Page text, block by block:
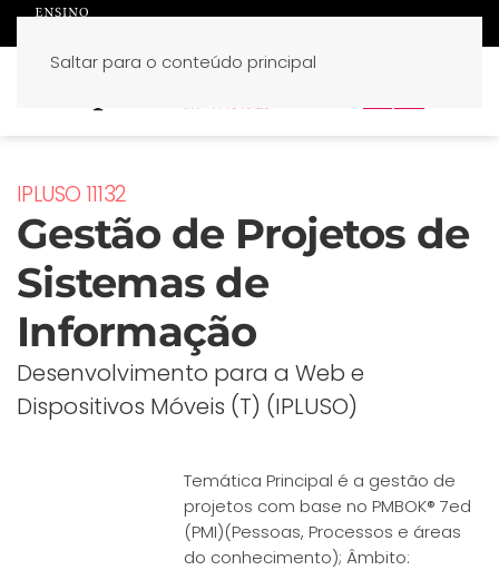
Saltar para o conteúdo principal
IPLUSO 11132
Gestão de Projetos de
Sistemas de
Informação
Desenvolvimento para a Web e
Dispositivos Móveis (T) (IPLUSO)
Temática Principal é a gestão de
projetos com base no PMBOK® 7ed
(PMI)(Pessoas, Processos e áreas
do conhecimento); Âmbito: